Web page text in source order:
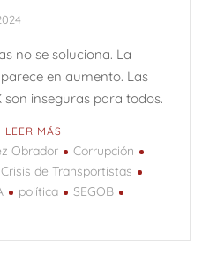
no se soluciona. La
en aumento. Las
son inseguras para todos.
LEER MÁS
Obrador
Corrupción
Crisis de Transportistas
política
SEGOB